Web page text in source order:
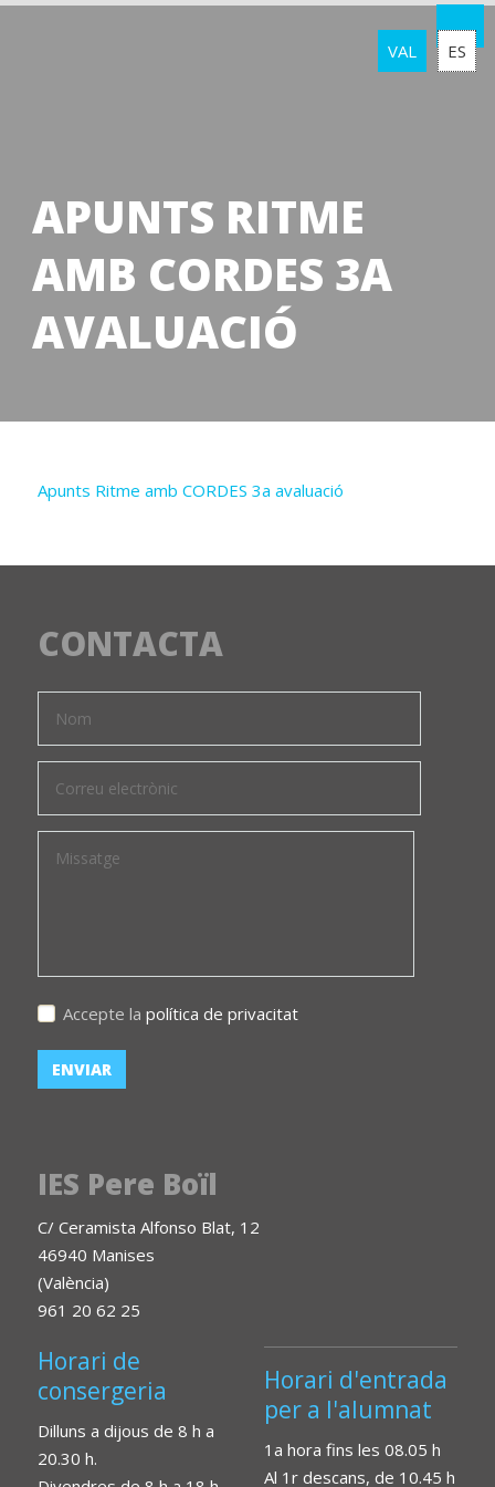
VAL ES
APUNTS RITME
AMB CORDES 3A
AVALUACIÓ
Apunts Ritme amb CORDES 3a avaluació
CONTACTA
Accepte la política de privacitat
IES Pere Boïl
C/ Ceramista Alfonso Blat, 12
46940 Manises
(València)
961 20 62 25
Horari de
consergeria
Dilluns a dijous de 8 h a
20.30 h.
Horari d'entrada
per a l'alumnat
1a hora fins les 08.05 h
Al 1r descans, de 10.45 h